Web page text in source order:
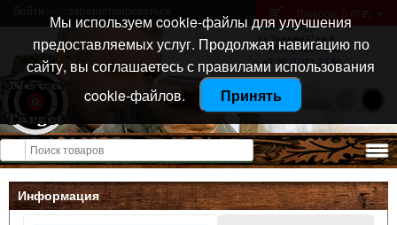
Санкт-Петербург
ул. Тележная 37 лит А
+7 (911) 021-04-08
+7 (812) 921-73-50
Товаров: 0 (0 p )
Открыть меню
Информация
Мы используем cookie-файлы для улучшения
предоставляемых услуг. Продолжая навигацию по
сайту, вы соглашаетесь с правилами использования
cookie-файлов.
Принять